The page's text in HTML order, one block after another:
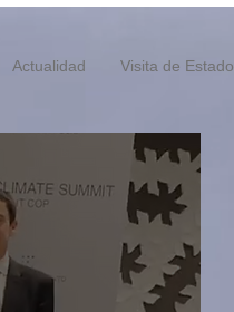
Actualidad Visita de Estado